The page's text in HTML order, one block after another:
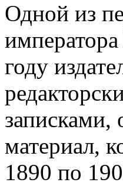
Одной из
году
записками,
материал,
1890 по